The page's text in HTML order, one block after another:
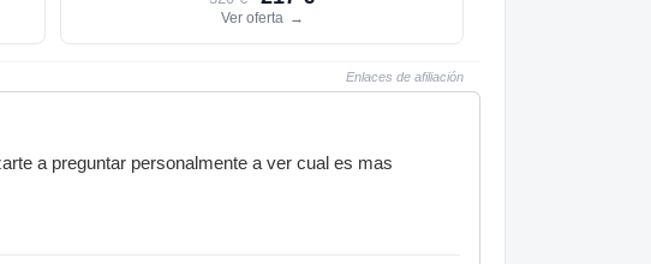
Ver oferta →
Enlaces de afiliación
a preguntar personalmente a ver cual es mas